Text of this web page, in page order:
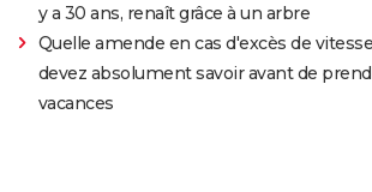
y a 30 ans, renaît grâce à un arbre
Quelle amende en cas d'excès de
devez absolument savoir avant de
vacances